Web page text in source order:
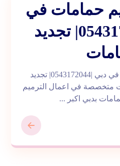
حمامات في
دبي |0543172044| تجديد
تكسير وترميم حمامات في دبي |0543172044| تجديد
متخصصة في اعمال الترميم
بدبي اكبر ...